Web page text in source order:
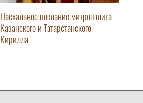
Пасхальное послание митрополита
Казанского и Татарстанского
Кирилла